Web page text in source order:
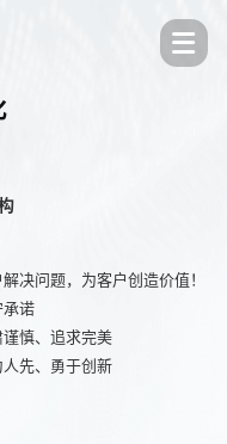
决问题，为客户创造价值！
承诺
慎、追求完美
先、勇于创新